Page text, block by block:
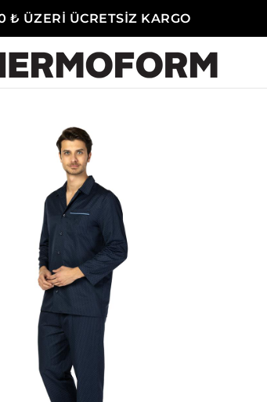
₺ ÜZERİ ÜCRETSİZ KARGO